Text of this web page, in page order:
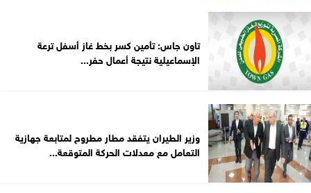
تاون جاس: تأمين كسر بخط غاز أسفل ترعة
الإسماعيلية نتيجة أعمال حفر...
وزير الطيران يتفقد مطار مطروح لمتابعة جهازية
التعامل مع معدلات الحركة المتوقعة...